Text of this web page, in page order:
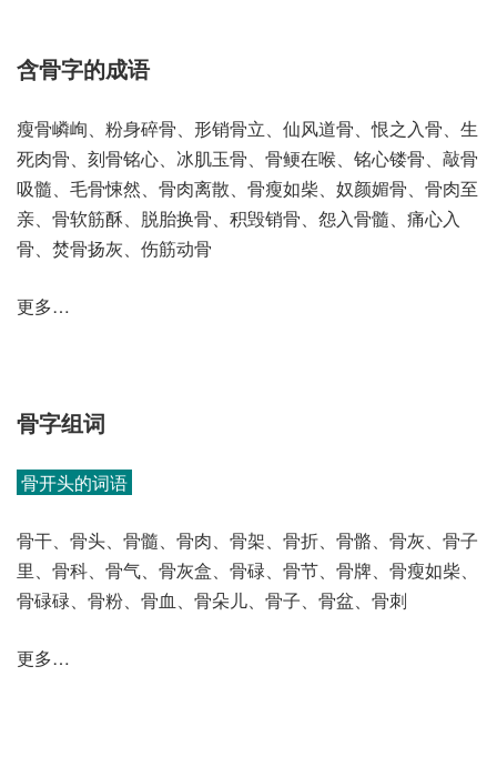
含骨字的成语
瘦骨嶙峋、粉身碎骨、形销骨立、仙风道骨、恨之入骨、生
死肉骨、刻骨铭心、冰肌玉骨、骨鲠在喉、铭心镂骨、敲骨
吸髓、毛骨悚然、骨肉离散、骨瘦如柴、奴颜媚骨、骨肉至
亲、骨软筋酥、脱胎换骨、积毁销骨、怨入骨髓、痛心入
骨、焚骨扬灰、伤筋动骨
更多…
骨字组词
骨开头的词语
骨干、骨头、骨髓、骨肉、骨架、骨折、骨骼、骨灰、骨子
里、骨科、骨气、骨灰盒、骨碌、骨节、骨牌、骨瘦如柴、
骨碌碌、骨粉、骨血、骨朵儿、骨子、骨盆、骨刺
更多…